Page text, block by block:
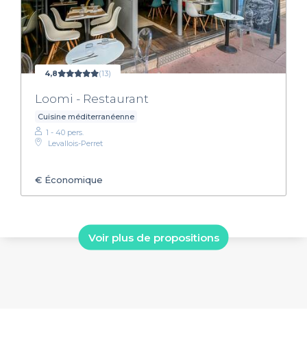
4,8 (13)
Loomi - Restaurant
Cuisine méditerranéenne
1 - 40 pers.
Levallois-Perret
€ Économique
Voir plus de propositions